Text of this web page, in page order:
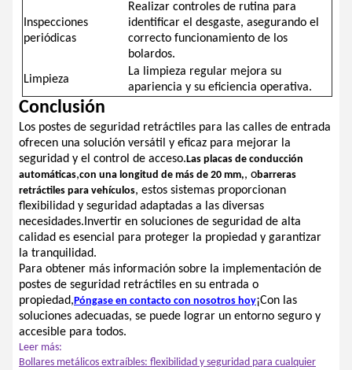
Inspecciones
periódicas
Realizar controles de rutina para
identificar el desgaste, asegurando el
correcto funcionamiento de los
bolardos.
Limpieza
La limpieza regular mejora su
apariencia y su eficiencia operativa.
Conclusión
Los postes de seguridad retráctiles para las calles de entrada
ofrecen una solución versátil y eficaz para mejorar la
seguridad y el control de acceso.Las placas de conducción
automáticas,con una longitud de más de 20 mm,, obarreras
retráctiles para vehículos, estos sistemas proporcionan
flexibilidad y seguridad adaptadas a las diversas
necesidades.Invertir en soluciones de seguridad de alta
calidad es esencial para proteger la propiedad y garantizar
la tranquilidad.
Para obtener más información sobre la implementación de
postes de seguridad retráctiles en su entrada o
propiedad,Póngase en contacto con nosotros hoy¡Con las
soluciones adecuadas, se puede lograr un entorno seguro y
accesible para todos.
Leer más:
Bollares metálicos extraíbles: flexibilidad y seguridad para cualquier